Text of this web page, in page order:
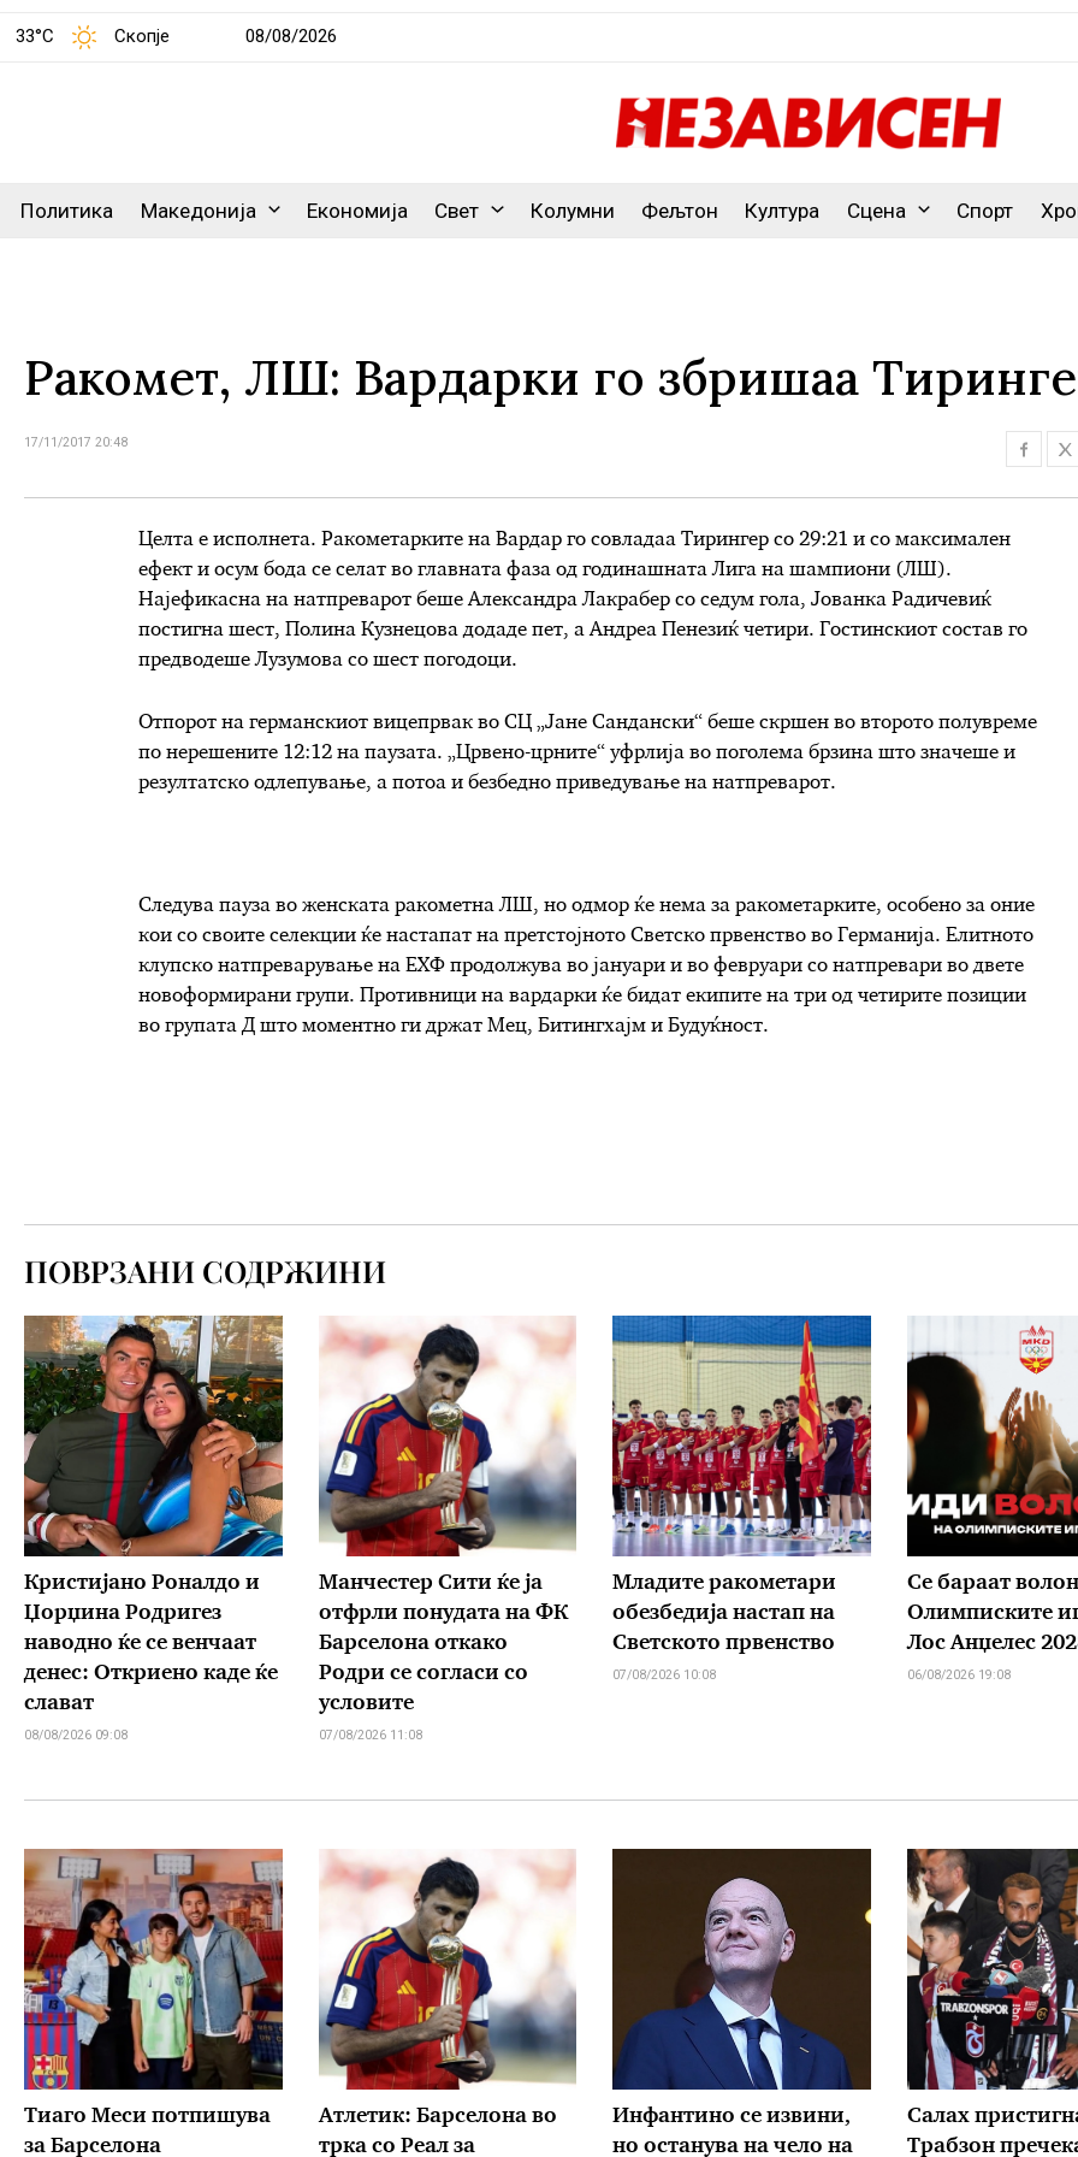
33°C Скопје 08/08/2026
Политика Македонија Економија Свет Колумни Фељтон Култура Сцена Спорт
Ракомет, ЛШ: Вардарки го збришаа
17/11/2017 20:48
Целта е исполнета. Ракометарките на Вардар го совладаа Тирингер со 29:21 и со максимален
ефект и осум бода се селат во главната фаза од годинашната Лига на шампиони (ЛШ).
Најефикасна на натпреварот беше Александра Лакрабер со седум гола, Јованка Радичевиќ
постигна шест, Полина Кузнецова додаде пет, а Андреа Пенезиќ четири. Гостинскиот состав го
предводеше Лузумова со шест погодоци.
Отпорот на германскиот вицепрвак во СЦ „Јане Сандански“ беше скршен во второто полувреме
по нерешените 12:12 на паузата. „Црвено-црните“ уфрлија во поголема брзина што значеше и
резултатско одлепување, а потоа и безбедно приведување на натпреварот.
Следува пауза во женската ракометна ЛШ, но одмор ќе нема за ракометарките, особено за оние
кои со своите селекции ќе настапат на претстојното Светско првенство во Германија. Елитното
клупско натпреварување на ЕХФ продолжува во јануари и во февруари со натпревари во двете
новоформирани групи. Противници на вардарки ќе бидат екипите на три од четирите позиции
во групата Д што моментно ги држат Мец, Битингхајм и Будуќност.
ПОВРЗАНИ СОДРЖИНИ
Кристијано Роналдо и
Џорџина Родригез
наводно ќе се венчаат
денес: Откриено каде ќе
слават
08/08/2026 09:08
Манчестер Сити ќе ја
отфрли понудата на ФК
Барселона откако
Родри се согласи со
условите
07/08/2026 11:08
Младите ракометари
обезбедија настап на
Светското првенство
07/08/2026 10:08
Се бараат
Олимписките
Лос Анџелес
06/08/2026 19:08
Тиаго Меси потпишува
за Барселона
Атлетик: Барселона во
трка со Реал за
Инфантино се извини,
но останува на чело на
Салах
Трабзон